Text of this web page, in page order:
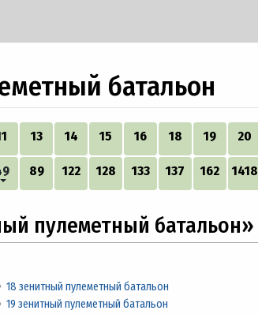
батальон
13 14 15 16 18 19 20
89 122 128 133 137 162 1418
пулеметный батальон»
18 зенитный пулеметный батальон
19 зенитный пулеметный батальон